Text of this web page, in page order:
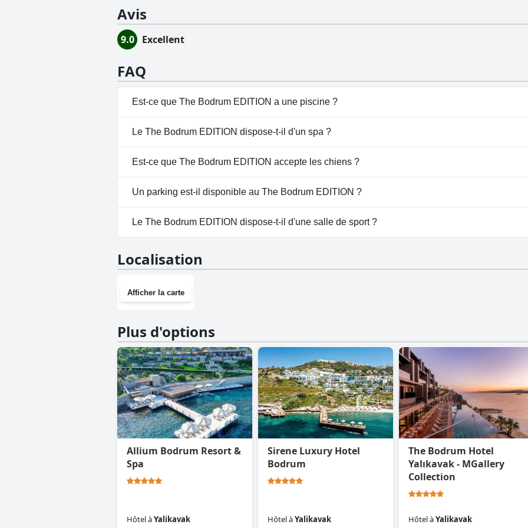
Avis
9.0 Excellent
FAQ
Est-ce que The Bodrum EDITION a une piscine ?
Oui, The Bodrum EDITION dispose de piscine(s) appartenant à une ou plusieurs des
Le The Bodrum EDITION dispose-t-il d'un spa ?
Oui, un spa est disponible à The Bodrum EDITION.
Est-ce que The Bodrum EDITION accepte les chiens ?
Oui, The Bodrum EDITION accueille les chiens.
Un parking est-il disponible au The Bodrum EDITION ?
Oui, un parking est disponible à The Bodrum EDITION.
Le The Bodrum EDITION dispose-t-il d'une salle de sport ?
Localisation
Afficher la carte
Plus d'options
Allium Bodrum Resort &
Spa
HôtelàYalikavak
Sirene Luxury Hotel
Bodrum
HôtelàYalikavak
The Bodrum Hotel
Yalıkavak - MGallery
Collection
HôtelàYalikavak